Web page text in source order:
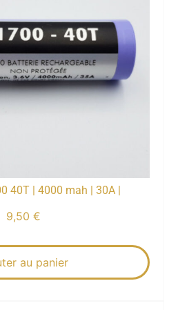
40T | 4000 mah | 30A |
9,50 €
au panier